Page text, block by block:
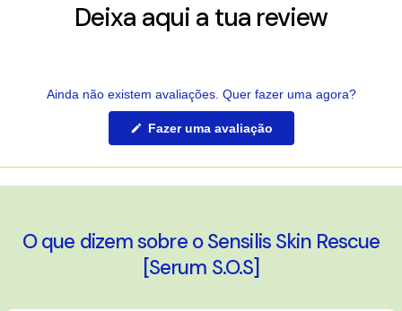
Deixa aqui a tua review
Ainda não existem avaliações. Quer fazer uma agora?
Fazer uma avaliação(Abre
numa
janela)
O que dizem sobre o Sensilis Skin Rescue
[Serum S.O.S]